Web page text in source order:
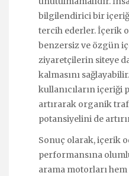
bilgilendirici bir
tercih ederler. İçerik
benzersiz ve özgün
ziyaretçilerin siteye
kalmasını
kullanıcıların içeriği
artırarak organik
potansiyelini de
Sonuç olarak, içerik
performansına
arama motorları